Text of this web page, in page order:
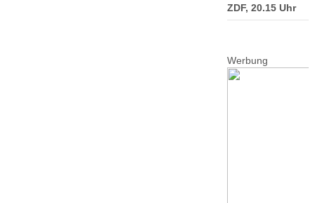
ZDF, 20.15 Uhr
Werbung